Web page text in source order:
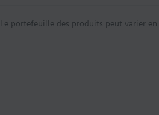
Le portefeuille des produits peut varier